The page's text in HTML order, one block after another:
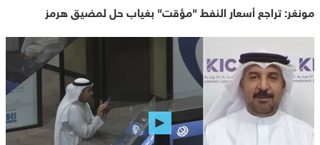
مونغر: تراجع أسعار النفط "مؤقت" بغياب حل لمضيق هرمز